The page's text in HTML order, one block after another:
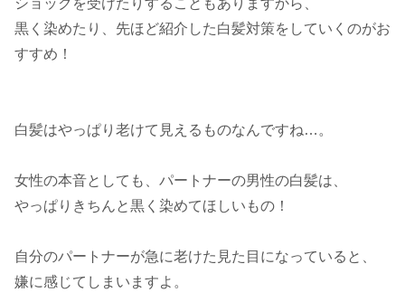
ショックを受けたりすることもありますから、
黒く染めたり、先ほど紹介した白髪対策をしていくのがお
すすめ！
白髪はやっぱり老けて見えるものなんですね…。
女性の本音としても、パートナーの男性の白髪は、
やっぱりきちんと黒く染めてほしいもの！
自分のパートナーが急に老けた見た目になっていると、
嫌に感じてしまいますよ。